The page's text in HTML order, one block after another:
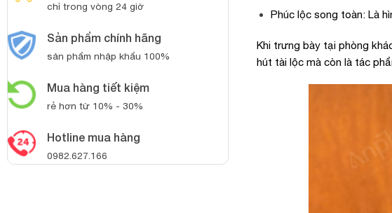
chỉ trong vòng 24 giờ
Sản phẩm chính hãng
sản phẩm nhập khẩu 100%
Mua hàng tiết kiệm
rẻ hơn từ 10% - 30%
Hotline mua hàng
0982.627.166
Phúc lộc song toàn: Là
Khi trưng bày tại phòng
hút tài lộc mà còn là tác